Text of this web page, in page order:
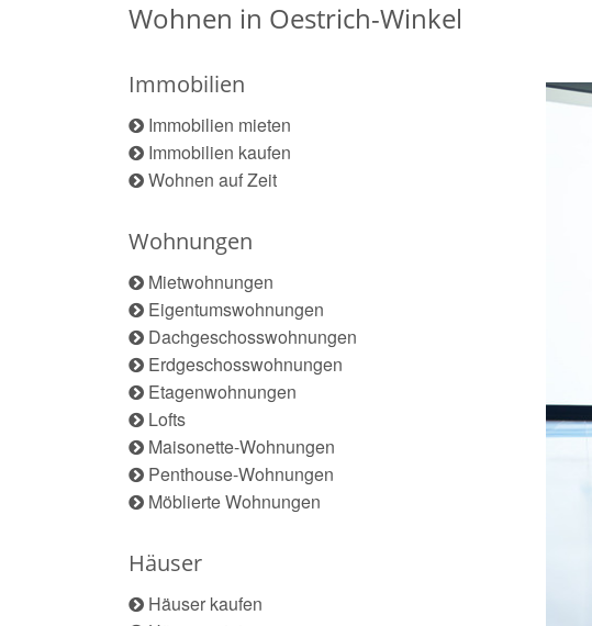
Wohnen in Oestrich-Winkel
Immobilien
Immobilien mieten
Immobilien kaufen
Wohnen auf Zeit
Wohnungen
Mietwohnungen
Eigentumswohnungen
Dachgeschosswohnungen
Erdgeschosswohnungen
Etagenwohnungen
Lofts
Maisonette-Wohnungen
Penthouse-Wohnungen
Möblierte Wohnungen
Häuser
Häuser kaufen